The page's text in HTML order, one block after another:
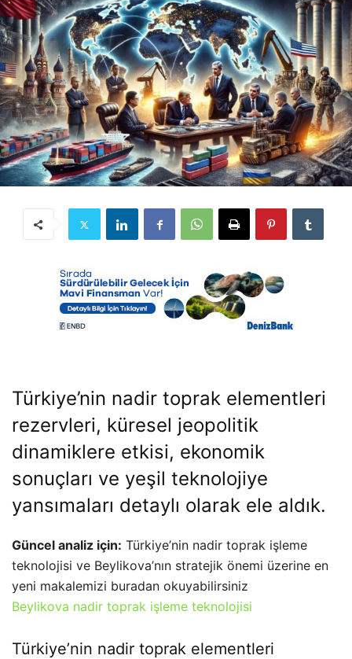
Türkiye’nin nadir toprak elementleri
rezervleri, küresel jeopolitik
dinamiklere etkisi, ekonomik
sonuçları ve yeşil teknolojiye
yansımaları detaylı olarak ele aldık.
Güncel analiz için: Türkiye’nin nadir toprak işleme
teknolojisi ve Beylikova’nın stratejik önemi üzerine en
yeni makalemizi buradan okuyabilirsiniz
Beylikova nadir toprak işleme teknolojisi
Türkiye’nin nadir toprak elementleri